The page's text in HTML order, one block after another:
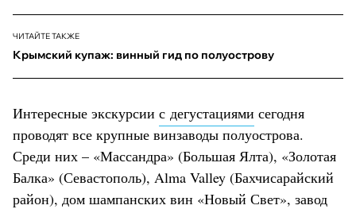
ЧИТАЙТЕ ТАКЖЕ
Крымский купаж: винный гид по полуострову
Интересные экскурсии с дегустациями сегодня
проводят все крупные винзаводы полуострова.
Среди них – «Массандра» (Большая Ялта), «Золотая
Балка» (Севастополь), Alma Valley (Бахчисарайский
район), дом шампанских вин «Новый Свет», завод